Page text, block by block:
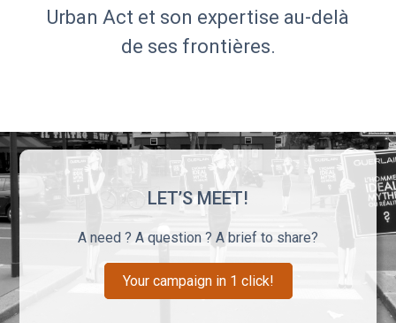
Urban Act et son expertise au-delà
de ses frontières.
LET’S MEET!
A need ? A question ? A brief to share?
Your campaign in 1 click!